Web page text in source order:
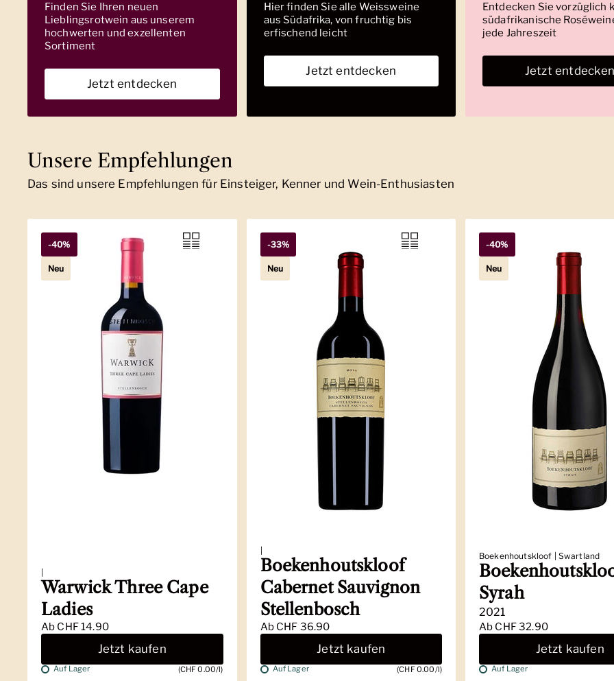
Finden Sie Ihren neuen
Lieblingsrotwein aus unserem
hochwerten und exzellenten
Sortiment
Jetzt entdecken
Hier finden Sie alle Weissweine
aus Südafrika, von fruchtig bis
erfischend leicht
Jetzt entdecken
Entdecken Sie vorzüglich
südafrikanische
jede Jahreszeit
Jetzt
Unsere Empfehlungen
Das sind unsere Empfehlungen für Einsteiger, Kenner und Wein-Enthusiasten
|
Warwick Three Cape
Ladies
Ab CHF 14.90
Jetzt kaufen
Auf Lager (CHF 0.00/l)
-40%
Neu
|
Boekenhoutskloof
Cabernet Sauvignon
Stellenbosch
Ab CHF 36.90
Jetzt kaufen
Auf Lager (CHF 0.00/l)
-33%
Neu
Boekenhoutskloof | Swartland
Syrah
2021
Ab CHF 32.90
Jetzt kaufen
Auf Lager
-40%
Neu